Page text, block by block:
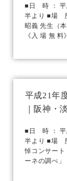
■日 時 ： 平
半より ■場
昭義 先生（
《入 場
平成21年
｜阪神・
■日 時 ： 平
半より ■場
悼コンサ
ーネの